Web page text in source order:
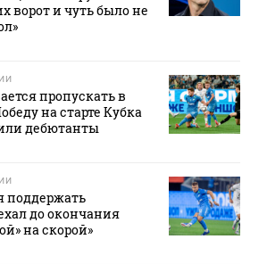
ворот и чуть было не
пропускать в
на старте Кубка
дебютанты
поддержать
до окончания
на скорой»